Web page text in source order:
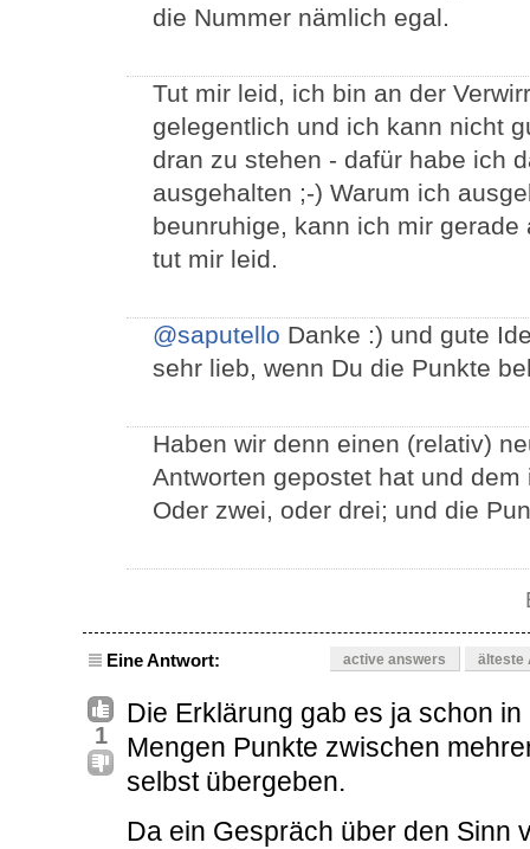
die Nummer nämlich egal.
Tut mir leid, ich bin an der
gelegentlich und ich kann nicht
dran zu stehen - dafür habe ich
ausgehalten ;-) Warum ich
beunruhige, kann ich mir
tut mir leid.
@saputello Danke :) und gute
sehr lieb, wenn Du die Punkte
Haben wir denn einen (relativ)
Antworten gepostet hat und
Oder zwei, oder drei; und die
Eine Antwort: active answers älteste
1
Die Erklärung gab es ja schon
Mengen Punkte zwischen
selbst übergeben.
Da ein Gespräch über den Sinn